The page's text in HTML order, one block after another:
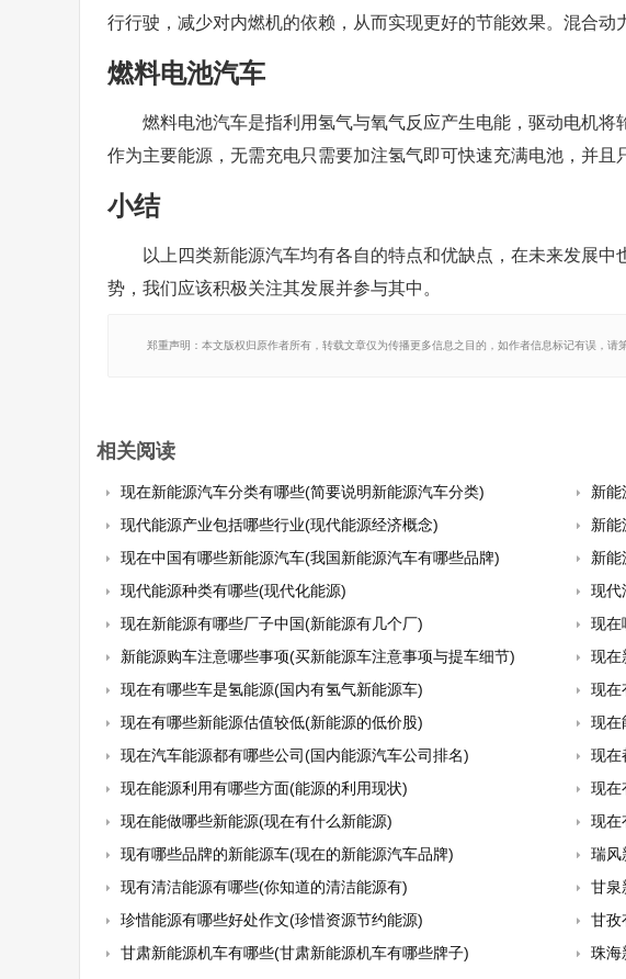
行行驶，减少对内燃机的依赖，从而实现更好的节能效果。混合动
燃料电池汽车
燃料电池汽车是指利用氢气与氧气反应产生电能，驱动电机
作为主要能源，无需充电只需要加注氢气即可快速充满电池，并且
小结
以上四类新能源汽车均有各自的特点和优缺点，在未来发展
势，我们应该积极关注其发展并参与其中。
郑重声明：本文版权归原作者所有，转载文章仅为传播更多信息之目的，如作者信息标记有误，请
相关阅读
现在新能源汽车分类有哪些(简要说明新能源汽车分类)
新能
现代能源产业包括哪些行业(现代能源经济概念)
新能
现在中国有哪些新能源汽车(我国新能源汽车有哪些品牌)
新能
现代能源种类有哪些(现代化能源)
现代
现在新能源有哪些厂子中国(新能源有几个厂)
现在
新能源购车注意哪些事项(买新能源车注意事项与提车细节)
现在
现在有哪些车是氢能源(国内有氢气新能源车)
现在
现在有哪些新能源估值较低(新能源的低价股)
现在
现在汽车能源都有哪些公司(国内能源汽车公司排名)
现在
现在能源利用有哪些方面(能源的利用现状)
现在
现在能做哪些新能源(现在有什么新能源)
现在
现有哪些品牌的新能源车(现在的新能源汽车品牌)
瑞风
现有清洁能源有哪些(你知道的清洁能源有)
甘泉
珍惜能源有哪些好处作文(珍惜资源节约能源)
甘孜
甘肃新能源机车有哪些(甘肃新能源机车有哪些牌子)
珠海